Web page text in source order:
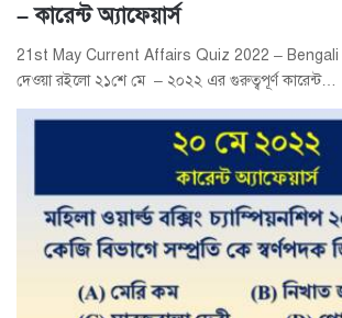
– কারেন্ট অ্যাফেয়ার্স
21st May Current Affairs Quiz 2022 – Bengali –
দেওয়া রইলো ২১শে মে – ২০২২ এর গুরুত্বপূর্ণ কারেন্ট…